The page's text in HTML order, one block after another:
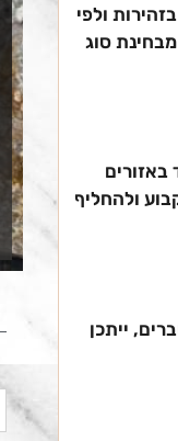
ולפי
סוג
באזורים
ולהחליף
ייתכן
קראו עוד